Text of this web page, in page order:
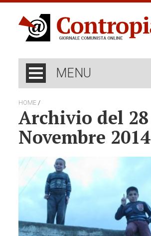
MENU
HOME /
Archivio del 28
Novembre 2014